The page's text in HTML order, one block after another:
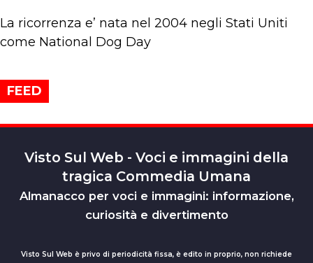
La ricorrenza e’ nata nel 2004 negli Stati Uniti
come National Dog Day
FEED
Visto Sul Web - Voci e immagini della
tragica Commedia Umana
Almanacco per voci e immagini: informazione,
curiosità e divertimento
Visto Sul Web è privo di periodicità fissa, è edito in proprio, non richiede